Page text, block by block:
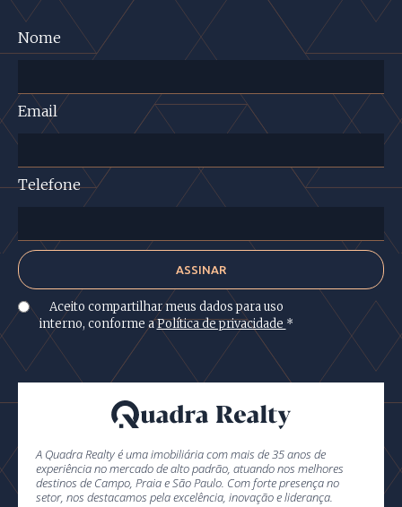
Nome
Email
Telefone
Aceito compartilhar meus dados para uso
interno, conforme aPolítica de privacidade *
A Quadra Realty é uma imobiliária com mais de 35 anos de
experiência no mercado de alto padrão, atuando nos melhores
destinos de Campo, Praia e São Paulo. Com forte presença no
setor, nos destacamos pela excelência, inovação e liderança.